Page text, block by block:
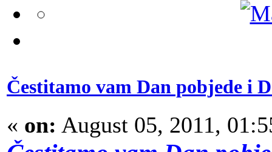
Čestitamo vam Dan pobjede i
« on: August 05, 2011,